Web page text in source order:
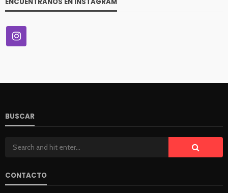
ENCUÉNTRANOS EN INSTAGRAM
BUSCAR
CONTACTO